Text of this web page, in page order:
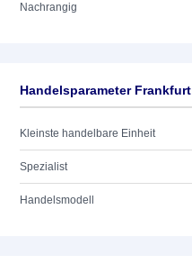
Nachrangig
Handelsparameter Frankfurt
Kleinste handelbare Einheit
Spezialist
Handelsmodell